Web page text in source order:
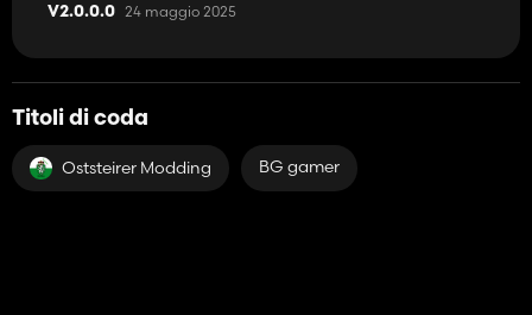
V2.0.0.0 24 maggio 2025
Titoli di coda
Oststeirer Modding BG gamer